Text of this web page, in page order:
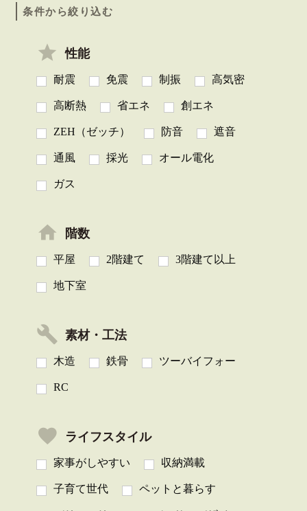
条件から絞り込む
性能
耐震 免震 制振 高気密
高断熱 省エネ 創エネ
ZEH（ゼッチ） 防音 遮音
通風 採光 オール電化
ガス
階数
平屋 2階建て 3階建て以上
地下室
素材・工法
木造 鉄骨 ツーバイフォー
RC
ライフスタイル
家事がしやすい 収納満載
子育て世代 ペットと暮らす